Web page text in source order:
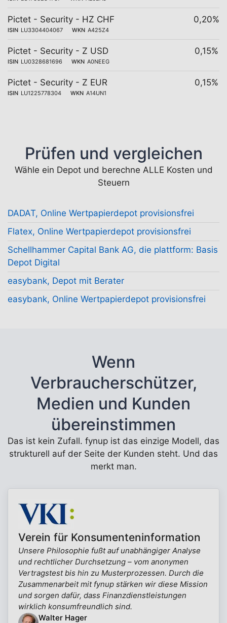
Pictet - Security - HZ CHF
ISIN LU3304404067 WKN A425Z4
0,20%
Pictet - Security - Z USD
ISIN LU0328681696 WKN A0NEEG
0,15%
Pictet - Security - Z EUR
ISIN LU1225778304 WKN A14UN1
0,15%
Prüfen und vergleichen
Wähle ein Depot und berechne ALLE Kosten und
Steuern
DADAT, Online Wertpapierdepot provisionsfrei
Flatex, Online Wertpapierdepot provisionsfrei
Schellhammer Capital Bank AG, die plattform: Basis
Depot Digital
easybank, Depot mit Berater
easybank, Online Wertpapierdepot provisionsfrei
Wenn
Verbraucherschützer,
Medien und Kunden
übereinstimmen
Das ist kein Zufall. fynup ist das einzige Modell, das
strukturell auf der Seite der Kunden steht. Und das
merkt man.
Verein für Konsumenteninformation
Unsere Philosophie fußt auf unabhängiger Analyse
und rechtlicher Durchsetzung – vom anonymen
Vertragstest bis hin zu Musterprozessen. Durch die
Zusammenarbeit mit fynup stärken wir diese Mission
und sorgen dafür, dass Finanzdienstleistungen
wirklich konsumfreundlich sind.
Walter Hager